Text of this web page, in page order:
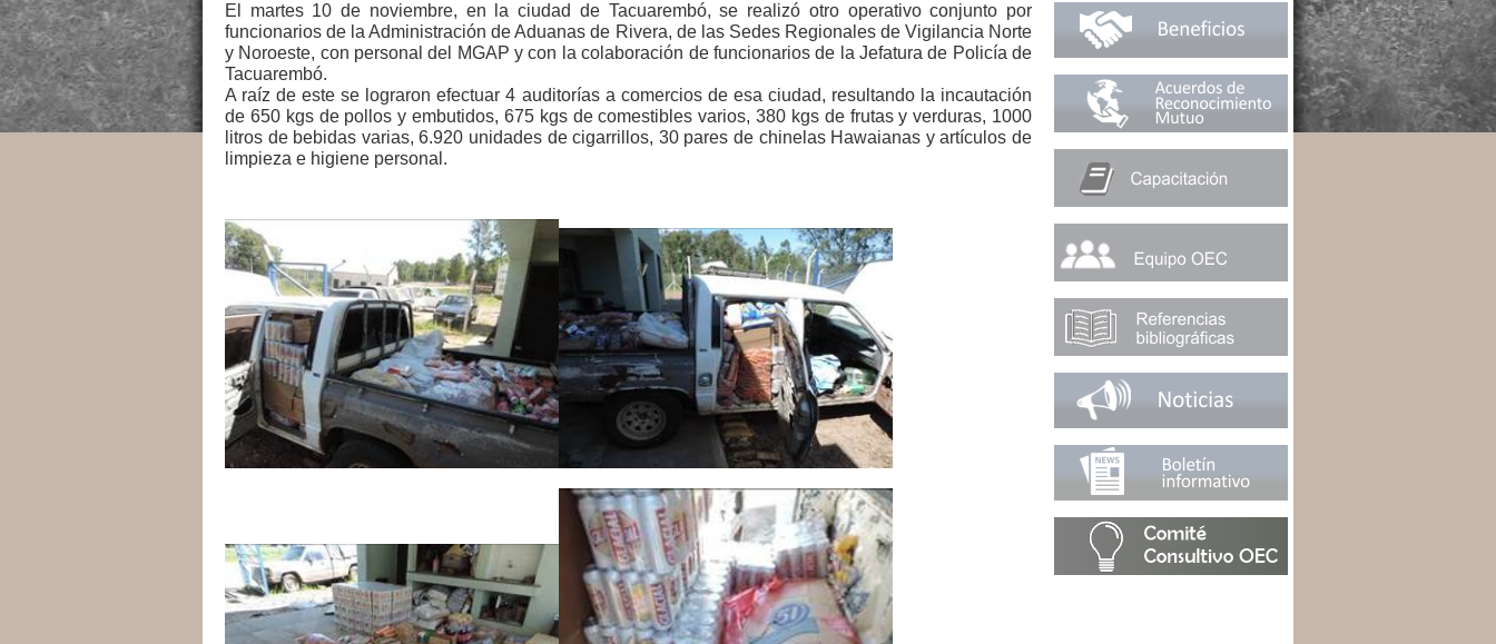
El martes 10 de noviembre, en la ciudad de Tacuarembó, se realizó otro operativo conjunto por
funcionarios de la Administración de Aduanas de Rivera, de las Sedes Regionales de Vigilancia Norte
y Noroeste, con personal del MGAP y con la colaboración de funcionarios de la Jefatura de Policía de
Tacuarembó.
A raíz de este se lograron efectuar 4 auditorías a comercios de esa ciudad, resultando la incautación
de 650 kgs de pollos y embutidos, 675 kgs de comestibles varios, 380 kgs de frutas y verduras, 1000
litros de bebidas varias, 6.920 unidades de cigarrillos, 30 pares de chinelas Hawaianas y artículos de
limpieza e higiene personal.